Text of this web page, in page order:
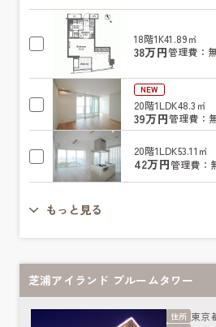
18階1K41.89㎡
38万円管理費：
NEW
20階1LDK48.3㎡
39万円管理費：
20階1LDK53.11㎡
42万円管理費：
もっと見る
芝浦アイランド ブルームタワー
住所 東京